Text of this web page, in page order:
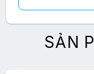
SẢN